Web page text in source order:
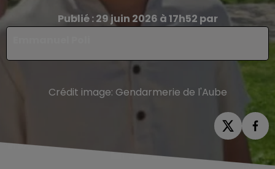
Publié : 29 juin 2026 à 17h52 par
Crédit image: Gendarmerie de l'Aube